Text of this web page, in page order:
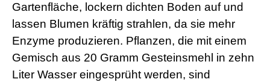
Gartenfläche, lockern dichten Boden auf und
lassen Blumen kräftig strahlen, da sie mehr
Enzyme produzieren. Pflanzen, die mit einem
Gemisch aus 20 Gramm Gesteinsmehl in zehn
Liter Wasser eingesprüht werden, sind